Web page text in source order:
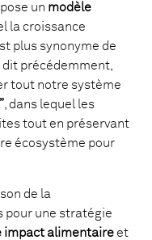
un modèle
la croissance
plus synonyme de
dit précédemment,
tout notre système
, dans lequel les
tout en préservant
écosystème pour
de la
pour une stratégie
impact alimentaire et